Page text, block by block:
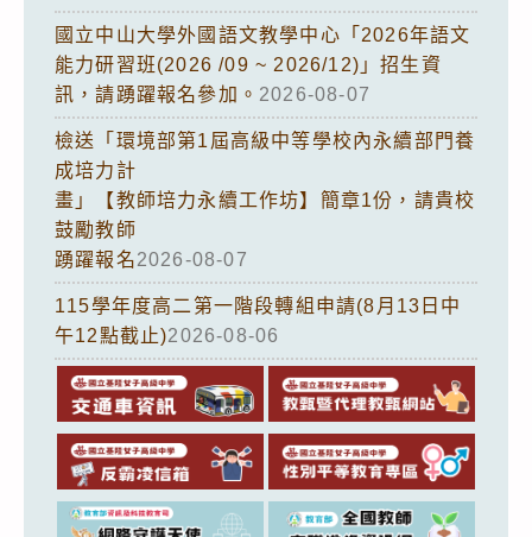
國立中山大學外國語文教學中心「2026年語文
能力研習班(2026 /09 ~ 2026/12)」招生資
訊，請踴躍報名參加。 2026-08-07
檢送「環境部第1屆高級中等學校內永續部門養
成培力計
畫」【教師培力永續工作坊】簡章1份，請貴校
鼓勵教師
踴躍報名2026-08-07
115學年度高二第一階段轉組申請(8月13日中
午12點截止)2026-08-06